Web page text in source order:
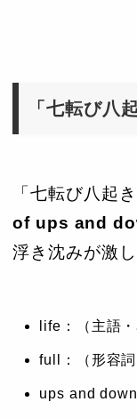
「七転び八
「七転び八起
of ups and
浮き沈みが激
life：（主語
full：（形容
ups and